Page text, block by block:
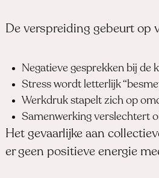
De verspreiding gebeurt op
Negatieve gesprekken bij
Stress wordt letterlijk
Werkdruk stapelt zich op
Samenwerking verslechtert
Het gevaarlijke aan
er geen positieve energie